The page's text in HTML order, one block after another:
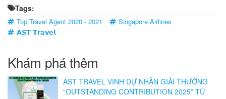
Tags:
Top Travel Agent 2020 - 2021
Singapore Airlines
𝗔𝗦𝗧 𝗧𝗿𝗮𝘃𝗲𝗹
Khám phá thêm
AST TRAVEL VINH DỰ NHẬN GIẢI THƯỞNG
“OUTSTANDING CONTRIBUTION 2025” TỪ